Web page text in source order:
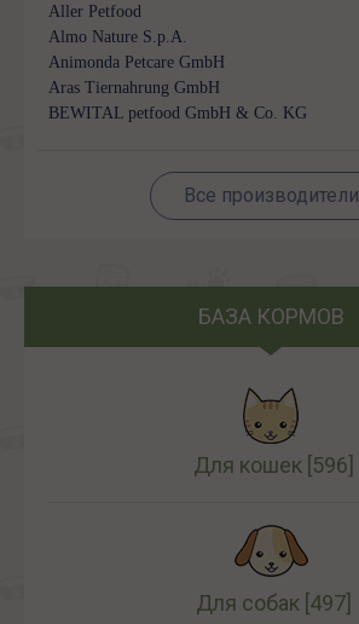
Aller Petfood
Almo Nature S.p.A.
Animonda Petcare GmbH
Aras Tiernahrung GmbH
BEWITAL petfood GmbH & Co. KG
Все производители
БАЗА КОРМОВ
Для кошек [596]
Для собак [497]